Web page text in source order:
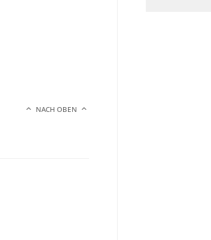
NACH OBEN